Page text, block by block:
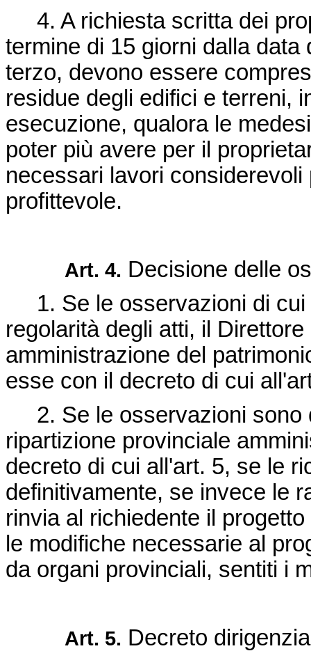
4. A richiesta scritta dei
termine di 15 giorni dalla
terzo, devono essere
residue degli edifici e terreni,
esecuzione, qualora le
poter più avere per il
necessari lavori
profittevole.
Art. 4. Decisione delle
1. Se le osservazioni di cui
regolarità degli atti, il
amministrazione del
esse con il decreto di cui
2. Se le osservazioni sono
ripartizione provinciale
decreto di cui all'art. 5, se le
definitivamente, se invece le
rinvia al richiedente il
le modifiche necessarie al
da organi provinciali, sentiti i
Art. 5. Decreto